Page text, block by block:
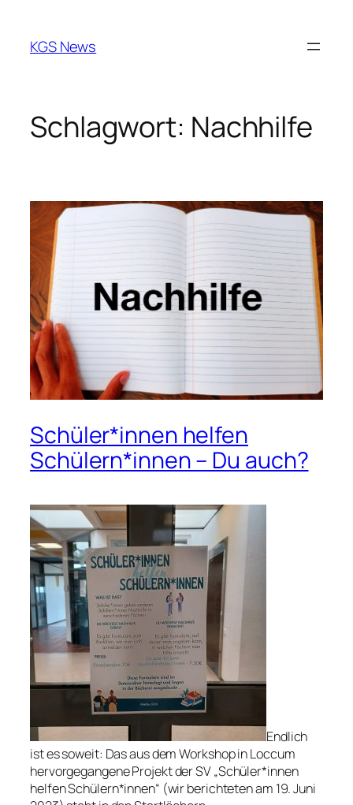
springen
KGS News
Schlagwort: Nachhilfe
Schüler*innen helfen
Schülern*innen – Du auch?
Endlich
ist es soweit: Das aus dem Workshop in Loccum
hervorgegangene Projekt der SV „Schüler*innen
helfen Schülern*innen“ (wir berichteten am 19. Juni